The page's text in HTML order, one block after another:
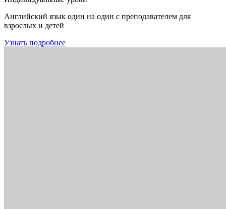
Английский язык один на один с преподавателем для
взрослых и детей
Узнать подробнее